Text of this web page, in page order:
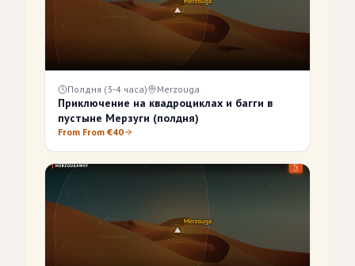
Полдня (3-4 часа) Merzouga
Приключение на квадроциклах и багги в
пустыне Мерзуги (полдня)
From From €40